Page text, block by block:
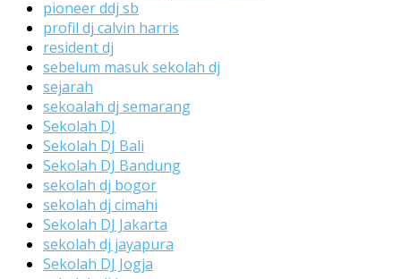
pioneer ddj sb
profil dj calvin harris
resident dj
sebelum masuk sekolah dj
sejarah
sekoalah dj semarang
Sekolah DJ
Sekolah DJ Bali
Sekolah DJ Bandung
sekolah dj bogor
sekolah dj cimahi
Sekolah DJ Jakarta
sekolah dj jayapura
Sekolah DJ Jogja